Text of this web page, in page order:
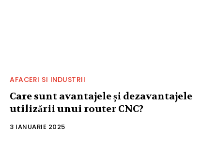
AFACERI SI INDUSTRII
Care sunt avantajele și dezavantajele
utilizării unui router CNC?
3 IANUARIE 2025